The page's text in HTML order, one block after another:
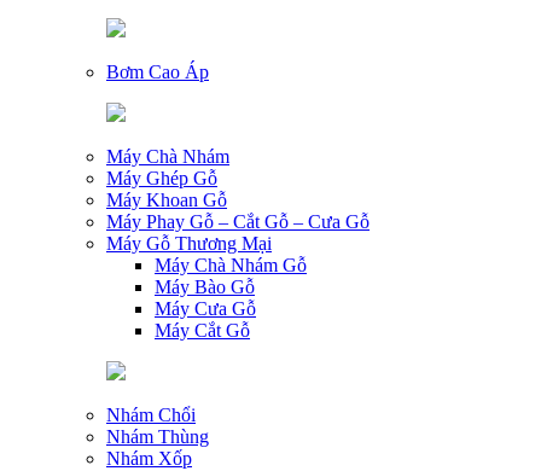
Bơm Cao Áp
Máy Chà Nhám
Máy Ghép Gỗ
Máy Khoan Gỗ
Máy Phay Gỗ – Cắt Gỗ – Cưa Gỗ
Máy Gỗ Thương Mại
Máy Chà Nhám Gỗ
Máy Bào Gỗ
Máy Cưa Gỗ
Máy Cắt Gỗ
Nhám Chổi
Nhám Thùng
Nhám Xốp